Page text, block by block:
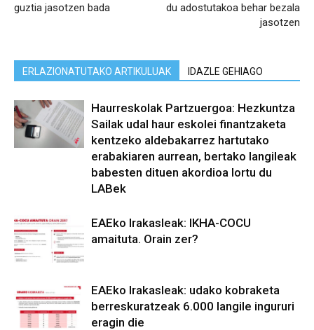
guztia jasotzen bada
du adostutakoa behar bezala
jasotzen
ERLAZIONATUTAKO ARTIKULUAK IDAZLE GEHIAGO
Haurreskolak Partzuergoa: Hezkuntza
Sailak udal haur eskolei finantzaketa
kentzeko aldebakarrez hartutako
erabakiaren aurrean, bertako langileak
babesten dituen akordioa lortu du
LABek
EAEko Irakasleak: IKHA-COCU
amaituta. Orain zer?
EAEko Irakasleak: udako kobraketa
berreskuratzeak 6.000 langile ingururi
eragin die